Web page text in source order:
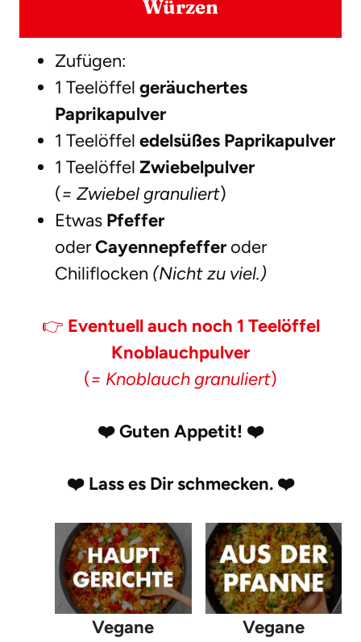
Würzen
Zufügen:
1 Teelöffel geräuchertes
Paprikapulver
1 Teelöffel edelsüßes Paprikapulver
1 Teelöffel Zwiebelpulver
(= Zwiebel granuliert)
Etwas Pfeffer
oderCayennepfeffer oder
Chiliflocken (Nicht zu viel.)
👉 Eventuell auch noch 1 Teelöffel
Knoblauchpulver
(= Knoblauch granuliert)
❤️ Guten Appetit! ❤️
❤️ Lass es Dir schmecken. ❤️
Vegane
Vegane